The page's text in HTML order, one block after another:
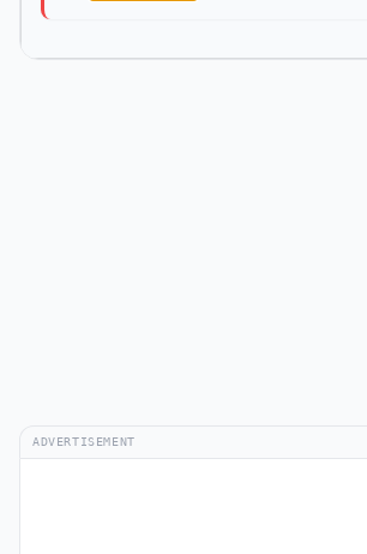
ADVERTISEMENT